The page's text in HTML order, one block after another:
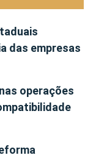
das empresas
operações